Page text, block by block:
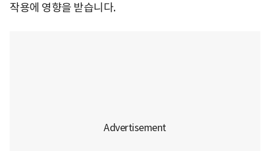
작용에 영향을 받습니다.